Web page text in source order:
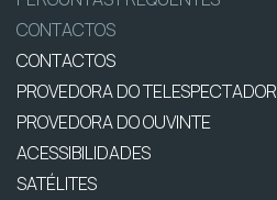
CONTACTOS
CONTACTOS
PROVEDORA DO TELESPECTADOR
PROVEDORA DO OUVINTE
ACESSIBILIDADES
SATÉLITES